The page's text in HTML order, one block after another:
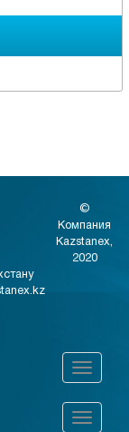
©
Компания
Kazstanex,
2020